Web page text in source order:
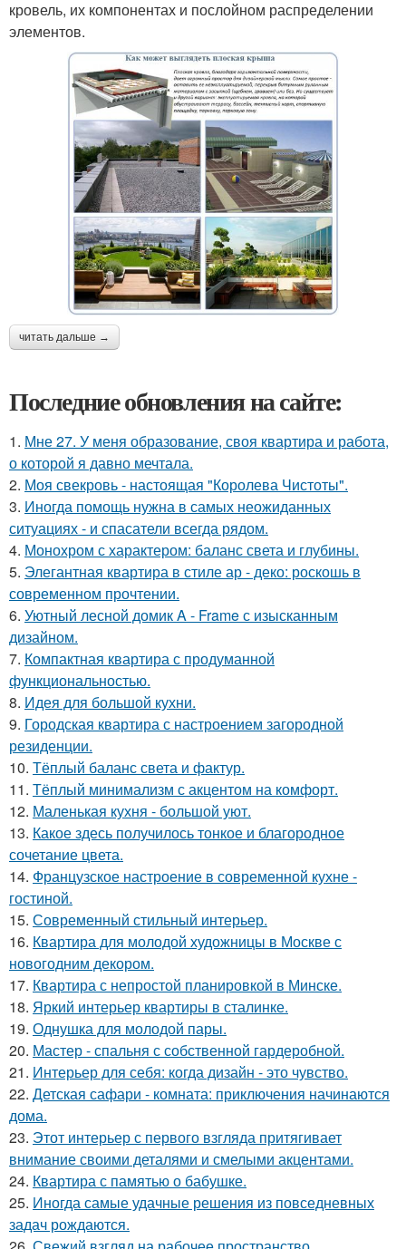
кровель, их компонентах и послойном распределении
элементов.
читать дальше →
Последние обновления на сайте:
1. Мне 27. У меня образование, своя квартира и работа,
о которой я давно мечтала.
2. Моя свекровь - настоящая "Королева Чистоты".
3. Иногда помощь нужна в самых неожиданных
ситуациях - и спасатели всегда рядом.
4. Монохром с характером: баланс света и глубины.
5. Элегантная квартира в стиле ар - деко: роскошь в
современном прочтении.
6. Уютный лесной домик A - Frame с изысканным
дизайном.
7. Компактная квартира с продуманной
функциональностью.
8. Идея для большой кухни.
9. Городская квартира с настроением загородной
резиденции.
10. Тёплый баланс света и фактур.
11. Тёплый минимализм с акцентом на комфорт.
12. Маленькая кухня - большой уют.
13. Какое здесь получилось тонкое и благородное
сочетание цвета.
14. Французское настроение в современной кухне -
гостиной.
15. Современный стильный интерьер.
16. Квартира для молодой художницы в Москве с
новогодним декором.
17. Квартира с непростой планировкой в Минске.
18. Яркий интерьер квартиры в сталинке.
19. Однушка для молодой пары.
20. Мастер - спальня с собственной гардеробной.
21. Интерьер для себя: когда дизайн - это чувство.
22. Детская сафари - комната: приключения начинаются
дома.
23. Этот интерьер с первого взгляда притягивает
внимание своими деталями и смелыми акцентами.
24. Квартира с памятью о бабушке.
25. Иногда самые удачные решения из повседневных
задач рождаются.